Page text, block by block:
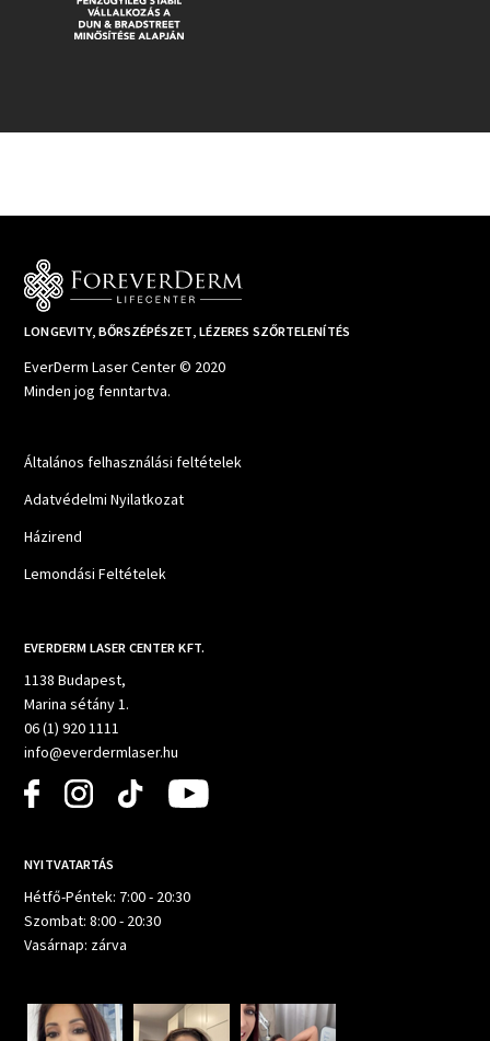
LONGEVITY, BŐRSZÉPÉSZET, LÉZERES SZŐRTELENÍTÉS
EverDerm Laser Center © 2020
Minden jog fenntartva.
Általános felhasználási feltételek
Adatvédelmi Nyilatkozat
Házirend
Lemondási Feltételek
EVERDERM LASER CENTER KFT.
1138 Budapest,
Marina sétány 1.
06 (1) 920 1111
info@everdermlaser.hu
NYITVATARTÁS
Hétfő-Péntek: 7:00 - 20:30
Szombat: 8:00 - 20:30
Vasárnap: zárva